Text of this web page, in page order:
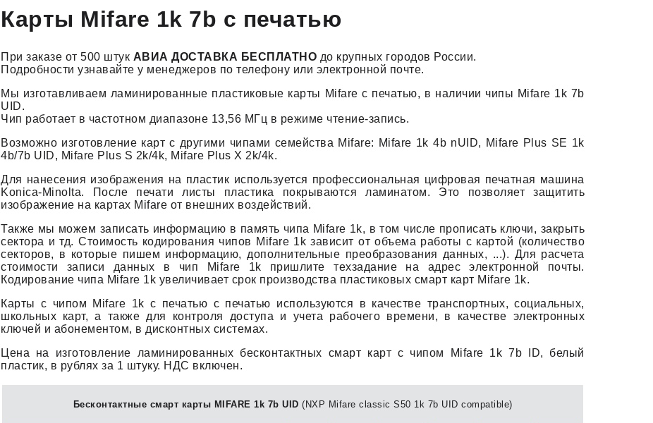
Карты Mifare 1k 7b с печатью
При заказе от 500 штук АВИА ДОСТАВКА БЕСПЛАТНО до крупных городов России.
Подробности узнавайте у менеджеров по телефону или электронной почте.
Мы изготавливаем ламинированные пластиковые карты Mifare с печатью, в наличии чипы Mifare 1k 7b
UID.
Чип работает в частотном диапазоне 13,56 МГц в режиме чтение-запись.
Возможно изготовление карт с другими чипами семейства Mifare: Mifare 1k 4b nUID, Mifare Plus SE 1k
4b/7b UID, Mifare Plus S 2k/4k, Mifare Plus X 2k/4k.
Для нанесения изображения на пластик используется профессиональная цифровая печатная машина
Konica-Minolta. После печати листы пластика покрываются ламинатом. Это позволяет защитить
изображение на картах Mifare от внешних воздействий.
Также мы можем записать информацию в память чипа Mifare 1k, в том числе прописать ключи, закрыть
сектора и тд. Стоимость кодирования чипов Mifare 1k зависит от объема работы с картой (количество
секторов, в которые пишем информацию, дополнительные преобразования данных, ...). Для расчета
стоимости записи данных в чип Mifare 1k пришлите техзадание на адрес электронной почты.
Кодирование чипа Mifare 1k увеличивает срок производства пластиковых смарт карт Mifare 1k.
Карты с чипом Mifare 1k с печатью с печатью используются в качестве транспортных, социальных,
школьных карт, а также для контроля доступа и учета рабочего времени, в качестве электронных
ключей и абонементом, в дисконтных системах.
Цена на изготовление ламинированных бесконтактных смарт карт с чипом Mifare 1k 7b ID, белый
пластик, в рублях за 1 штуку. НДС включен.
Бесконтактные смарт карты MIFARE 1k 7b UID (NXP Mifare classic S50 1k 7b UID compatible)